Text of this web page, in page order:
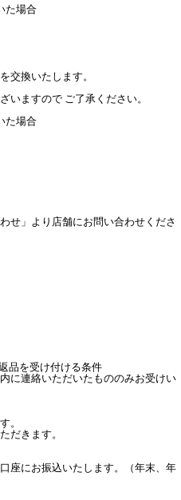
た場合
交換いたします。
ますので ご了承ください。
た場合
せ」より店舗にお問い合わせくださ
品を受け付ける条件
に連絡いただいたもののみお受けい
。
だきます。
座にお振込いたします。（年末、年